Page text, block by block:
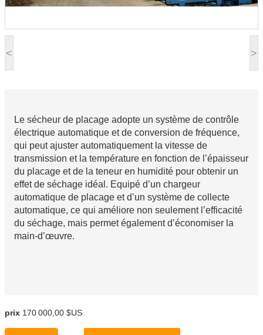
< >
Le sécheur de placage adopte un système de contrôle
électrique automatique et de conversion de fréquence,
qui peut ajuster automatiquement la vitesse de
transmission et la température en fonction de l’épaisseur
du placage et de la teneur en humidité pour obtenir un
effet de séchage idéal. Equipé d’un chargeur
automatique de placage et d’un système de collecte
automatique, ce qui améliore non seulement l’efficacité
du séchage, mais permet également d’économiser la
main-d’œuvre.
prix 170 000,00 $US